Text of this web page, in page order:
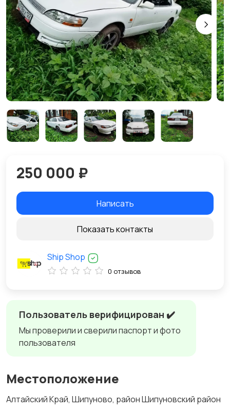
Пользователь верифицирован ✔️
Мы проверили и сверили паспорт и фото
пользователя
Местоположение
Алтайский Край, Шипуново, район Шипуновский район
250 000 ₽
Написать
Показать контакты
Ship Shop
0 отзывов